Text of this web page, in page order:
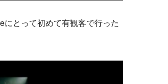
とって初めて有観客で行った